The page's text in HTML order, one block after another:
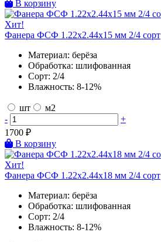
В корзину
Хит!
Фанера ФСФ 1.22х2.44х15 мм 2/4 сорт
Материал: берёза
Обработка: шлифованная
Сорт: 2/4
Влажность: 8-12%
шт
м2
-
+
1700 ₽
В корзину
Хит!
Фанера ФСФ 1.22х2.44х18 мм 2/4 сорт
Материал: берёза
Обработка: шлифованная
Сорт: 2/4
Влажность: 8-12%